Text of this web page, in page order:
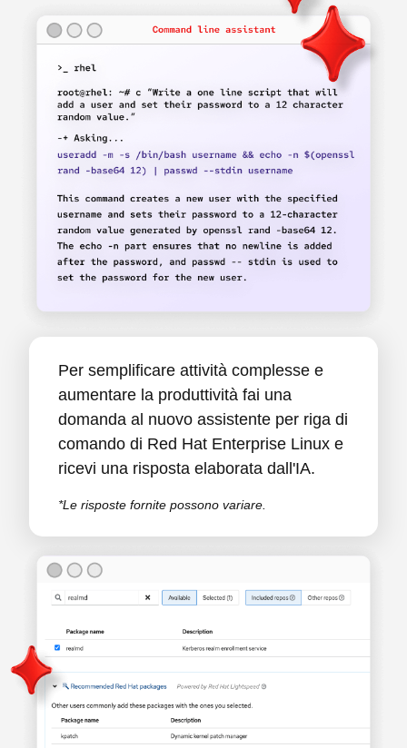
Per semplificare attività complesse e
aumentare la produttività fai una
domanda al nuovo assistente per riga di
comando di Red Hat Enterprise Linux e
ricevi una risposta elaborata dall'IA.
*Le risposte fornite possono variare.